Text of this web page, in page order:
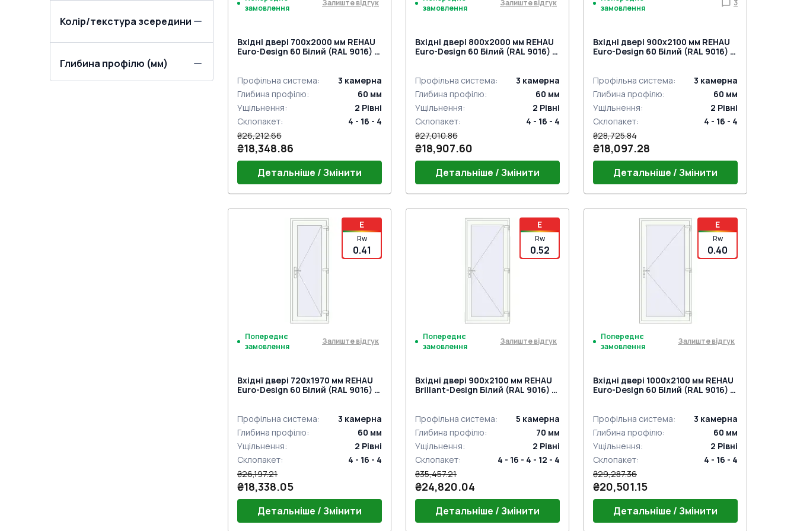
Колір/текстура зсередини
Глибина профілю (мм)
замовлення
Залиште відгук
Вхідні двері 700x2000 мм REHAU
Euro-Design 60 Білий (RAL 9016) з
Профільна система: 3 камерна
Глибина профілю: 60 мм
Ущільнення: 2 Рівні
Склопакет:
4 - 16 - 4
₴26,212.66
₴18,348.86
Детальніше / Змінити
Поріг 24mm (E60)
Дверний гарнітур GU (білий)
Дверна петля Європа MEDOS
Jocker біла (E60;BrD)
Замок на три точки (WILKA) під
нажимну ручку
замовлення
Залиште відгук
Вхідні двері 800x2000 мм REHAU
Euro-Design 60 Білий (RAL 9016) з
Профільна система: 3 камерна
Глибина профілю: 60 мм
Ущільнення: 2 Рівні
Склопакет:
4 - 16 - 4
₴27,010.86
₴18,907.60
Детальніше / Змінити
Поріг 24mm (E60)
Дверний гарнітур GU (білий)
Дверна петля Європа MEDOS
Jocker біла (E60;BrD)
Замок на три точки (WILKA) під
нажимну ручку
замовлення
3
Вхідні двері 900x2100 мм REHAU
Euro-Design 60 Білий (RAL 9016) з
Профільна система: 3 камерна
Глибина профілю: 60 мм
Ущільнення: 2 Рівні
Склопакет:
4 - 16 - 4
₴28,725.84
₴18,097.28
Детальніше / Змінити
Поріг 24mm (E60)
Дверний гарнітур GU (білий)
Дверна петля Європа MEDOS
Jocker біла (E60;BrD)
Замок на три точки (WILKA) під
нажимну ручку
E
Rw
0.41
Попереднє
замовлення
Залиште відгук
Вхідні двері 720x1970 мм REHAU
Euro-Design 60 Білий (RAL 9016) з
Профільна система: 3 камерна
Глибина профілю: 60 мм
Ущільнення: 2 Рівні
Склопакет:
4 - 16 - 4
₴26,197.21
₴18,338.05
Детальніше / Змінити
E
Rw
0.52
Попереднє
замовлення
Залиште відгук
Вхідні двері 900x2100 мм REHAU
Brillant-Design Білий (RAL 9016) з
Профільна система: 5 камерна
Глибина профілю: 70 мм
Ущільнення: 2 Рівні
Склопакет:
4 - 16 - 4 - 12 - 4
₴35,457.21
₴24,820.04
Детальніше / Змінити
E
Rw
0.40
Попереднє
замовлення
Залиште відгук
Вхідні двері 1000x2100 мм REHAU
Euro-Design 60 Білий (RAL 9016) з
Профільна система: 3 камерна
Глибина профілю: 60 мм
Ущільнення: 2 Рівні
Склопакет:
4 - 16 - 4
₴29,287.36
₴20,501.15
Детальніше / Змінити